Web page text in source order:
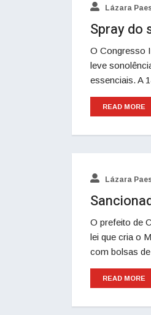
Lázara
Spray do
O Congresso
leve
essenciais. A
READ MORE
Lázara
O prefeito de
lei que cria o
com bolsas de
READ MORE